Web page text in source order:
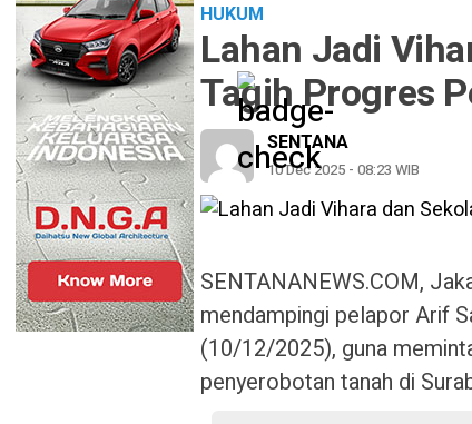
HUKUM
Lahan Jadi
Tagih Progres
SENTANA
10 Dec 2025 - 08:23 WIB
SENTANANEWS.COM,
mendampingi pelapor Arif
(10/12/2025), guna
penyerobotan tanah di